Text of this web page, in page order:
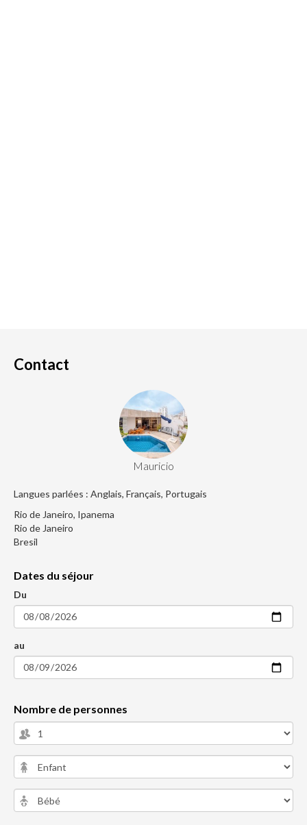
Contact
Mauricio
Langues parlées : Anglais, Français, Portugais
Rio de Janeiro, Ipanema
Rio de Janeiro
Bresil
Dates du séjour
Du
au
Nombre de personnes